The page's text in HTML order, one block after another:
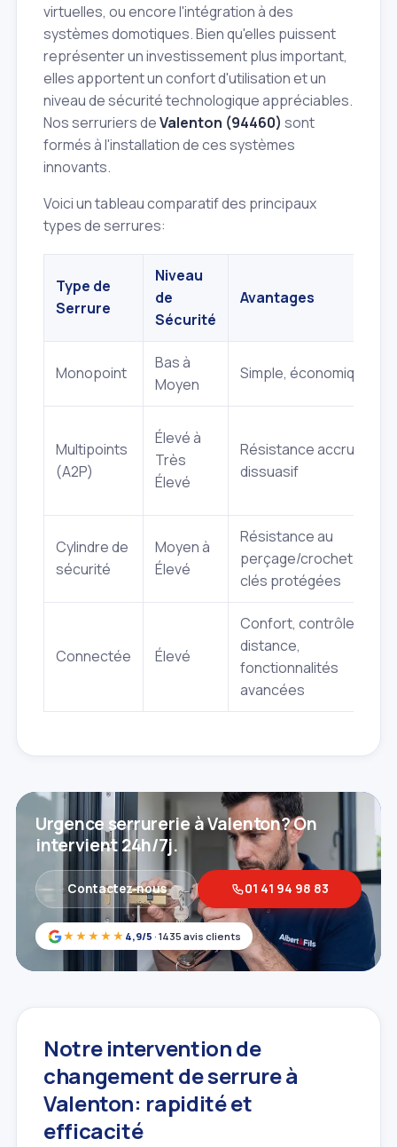
virtuelles, ou encore l'intégration à des
systèmes domotiques. Bien qu'elles puissent
représenter un investissement plus important,
elles apportent un confort d'utilisation et un
niveau de sécurité technologique appréciables.
Nos serruriers deValenton (94460) sont
formés à l'installation de ces systèmes
innovants.
Voici un tableau comparatif des principaux
types de serrures:
Type de
Serrure
Niveau
de
Sécurité
Avantages
Monopoint
Bas à
Moyen
Simple, économique
Multipoints
(A2P)
Élevé à
Très
Élevé
Résistance accrue,
dissuasif
Cylindre de
sécurité
Moyen à
Élevé
Résistance au
perçage/crochetage,
clés protégées
Connectée Élevé
Confort, contrôle à
distance,
fonctionnalités
avancées
★★★★★ 4,9/5 · 1435 avis clients
Urgence serrurerie à Valenton? On
intervient 24h/7j.
Contactez‑nous 01 41 94 98 83
Notre intervention de
changement de serrure à
Valenton: rapidité et
efficacité